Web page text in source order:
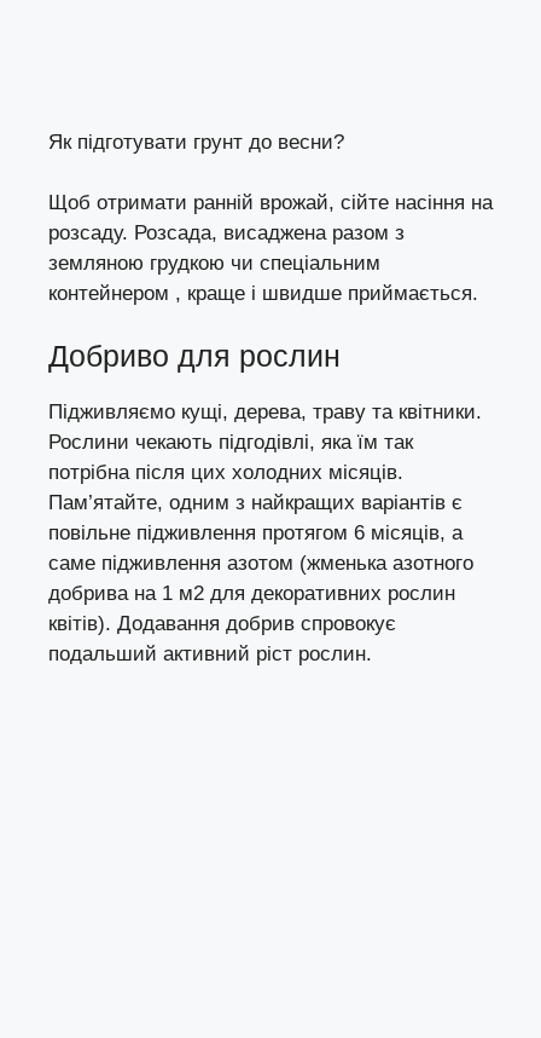
Як підготувати грунт до весни?
Щоб отримати ранній врожай, сійте насіння на
розсаду. Розсада, висаджена разом з
земляною грудкою чи спеціальним
контейнером , краще і швидше приймається.
Добриво для рослин
Підживляємо кущі, дерева, траву та квітники.
Рослини чекають підгодівлі, яка їм так
потрібна після цих холодних місяців.
Пам’ятайте, одним з найкращих варіантів є
повільне підживлення протягом 6 місяців, а
саме підживлення азотом (жменька азотного
добрива на 1 м2 для декоративних рослин
квітів). Додавання добрив спровокує
подальший активний ріст рослин.